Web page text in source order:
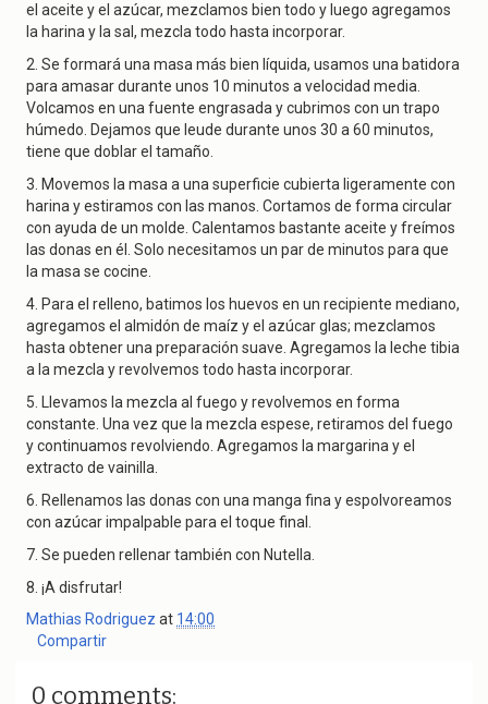
el aceite y el azúcar, mezclamos bien todo y luego agregamos
la harina y la sal, mezcla todo hasta incorporar.
2. Se formará una masa más bien líquida, usamos una batidora
para amasar durante unos 10 minutos a velocidad media.
Volcamos en una fuente engrasada y cubrimos con un trapo
húmedo. Dejamos que leude durante unos 30 a 60 minutos,
tiene que doblar el tamaño.
3. Movemos la masa a una superficie cubierta ligeramente con
harina y estiramos con las manos. Cortamos de forma circular
con ayuda de un molde. Calentamos bastante aceite y freímos
las donas en él. Solo necesitamos un par de minutos para que
la masa se cocine.
4. Para el relleno, batimos los huevos en un recipiente mediano,
agregamos el almidón de maíz y el azúcar glas; mezclamos
hasta obtener una preparación suave. Agregamos la leche tibia
a la mezcla y revolvemos todo hasta incorporar.
5. Llevamos la mezcla al fuego y revolvemos en forma
constante. Una vez que la mezcla espese, retiramos del fuego
y continuamos revolviendo. Agregamos la margarina y el
extracto de vainilla.
6. Rellenamos las donas con una manga fina y espolvoreamos
con azúcar impalpable para el toque final.
7. Se pueden rellenar también con Nutella.
8. ¡A disfrutar!
Mathias Rodriguez at 14:00
Compartir
0 comments: